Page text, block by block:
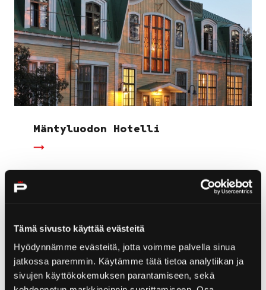
Tämä sivusto käyttää evästeitä
Hyödynnämme evästeitä, jotta voimme palvella sinua
jatkossa paremmin. Käytämme tätä tietoa analytiikan ja
sivujen käyttökokemuksen parantamiseen, sekä
Mäntyluodon Hotelli